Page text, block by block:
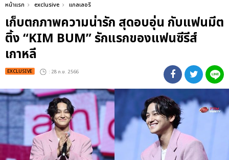
หน้าแรก exclusive แกลเลอรี
เก็บตกภาพความน่ารัก สุดอบอุ่น กับแฟนมีต
ติ้ง “KIM BUM” รักแรกของแฟนซีรีส์
เกาหลี
EXCLUSIVE : 28 ก.ย. 2566